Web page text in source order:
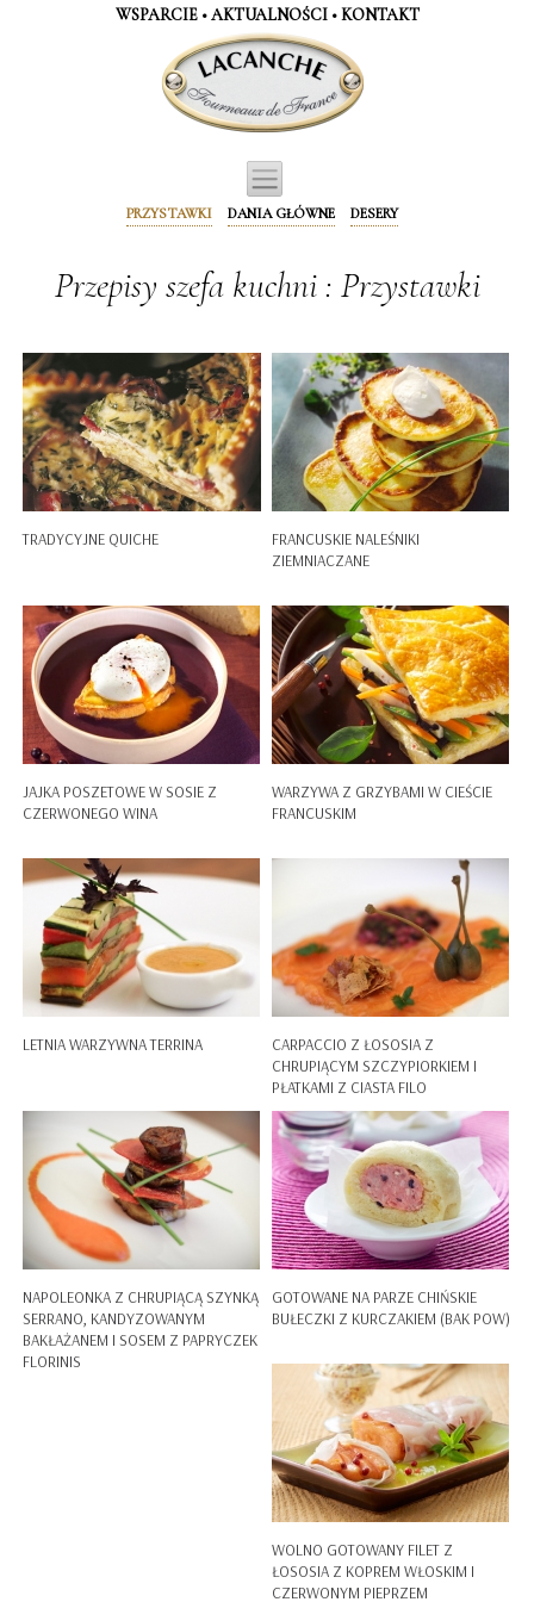
WSPARCIE•AKTUALNOŚCI•KONTAKT
PRZYSTAWKI DANIA GŁÓWNE DESERY
Przepisy szefa kuchni : Przystawki
TRADYCYJNE QUICHE
FRANCUSKIE NALEŚNIKI
ZIEMNIACZANE
JAJKA POSZETOWE W SOSIE Z
CZERWONEGO WINA
WARZYWA Z GRZYBAMI W CIEŚCIE
FRANCUSKIM
LETNIA WARZYWNA TERRINA
CARPACCIO Z ŁOSOSIA Z
CHRUPIĄCYM SZCZYPIORKIEM I
PŁATKAMI Z CIASTA FILO
NAPOLEONKA Z CHRUPIĄCĄ SZYNKĄ
SERRANO, KANDYZOWANYM
BAKŁAŻANEM I SOSEM Z PAPRYCZEK
FLORINIS
GOTOWANE NA PARZE CHIŃSKIE
BUŁECZKI Z KURCZAKIEM (BAK POW)
WOLNO GOTOWANY FILET Z
ŁOSOSIA Z KOPREM WŁOSKIM I
CZERWONYM PIEPRZEM
Panel zarządzania plikami cookies